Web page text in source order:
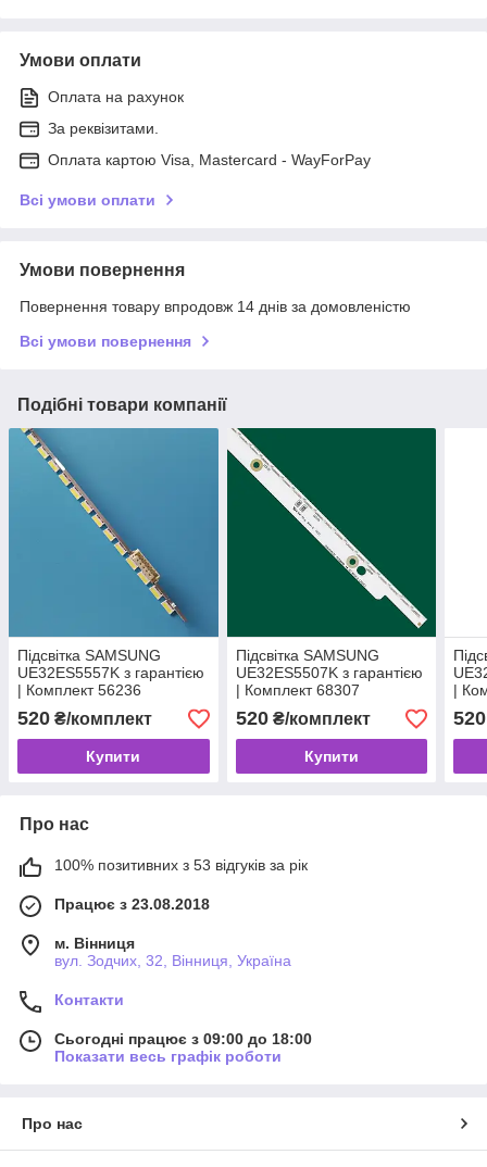
Умови оплати
Оплата на рахунок
За реквізитами.
Оплата картою Visa, Mastercard - WayForPay
Всі умови оплати
Умови повернення
Повернення товару впродовж 14 днів за домовленістю
Всі умови повернення
Подібні товари компанії
Підсвітка SAMSUNG
UE32ES5557K з гарантією
| Комплект 56236
520 ₴/комплект
Купити
Підсвітка SAMSUNG
UE32ES5507K з гарантією
| Комплект 68307
520₴/комплект
Купити
|
520
Про нас
100% позитивних з 53 відгуків за рік
Працює з 23.08.2018
м. Вінниця
вул. Зодчих, 32, Вінниця, Україна
Контакти
Сьогодні працює з 09:00 до 18:00
Показати весь графік роботи
Про нас